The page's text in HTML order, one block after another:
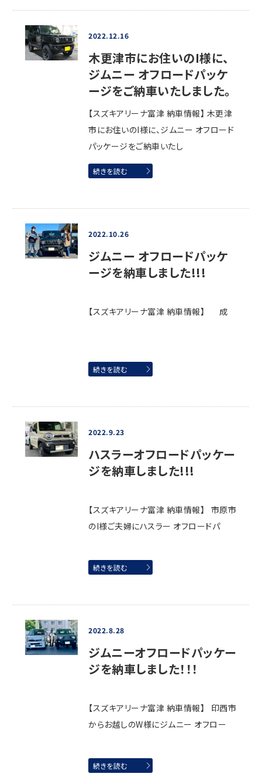
2022.12.16
木更津市にお住いのI様に、
ジムニー オフロードパッケ
ージをご納車いたしました。
【スズキアリーナ富津 納車情報】 木更津
市にお住いのI様に、ジムニー オフロード
パッケージをご納車いたし
続きを読む
2022.10.26
ジムニー オフロードパッケ
ージを納車しました!!!
【スズキアリーナ富津 納車情報】 成
続きを読む
2022.9.23
ハスラーオフロードパッケー
ジを納車しました!!!
【スズキアリーナ富津 納車情報】 市原市
のI様ご夫婦にハスラー オフロードパ
続きを読む
2022.8.28
ジムニーオフロードパッケー
ジを納車しました！！！
【スズキアリーナ富津 納車情報】 印西市
からお越しのW様にジムニー オフロー
続きを読む